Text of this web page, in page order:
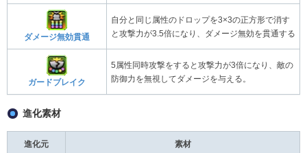
ダメージ無効貫通
自分と同じ属性のドロップを3×3の正方形で消す
と攻撃力が3.5倍になり、ダメージ無効を貫通する
ガードブレイク
5属性同時攻撃をすると攻撃力が3倍になり、敵の
防御力を無視してダメージを与える。
進化素材
進化元 素材